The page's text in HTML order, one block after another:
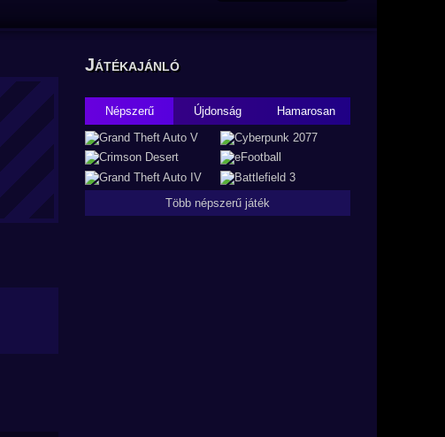
Játékajánló
Népszerű Újdonság Hamarosan
Több népszerű játék